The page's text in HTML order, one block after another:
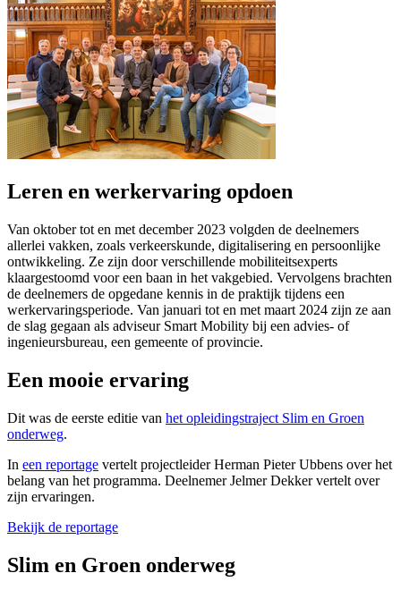
Leren en werkervaring opdoen
Van oktober tot en met december 2023 volgden de deelnemers
allerlei vakken, zoals verkeerskunde, digitalisering en persoonlijke
ontwikkeling. Ze zijn door verschillende mobiliteitsexperts
klaargestoomd voor een baan in het vakgebied. Vervolgens brachten
de deelnemers de opgedane kennis in de praktijk tijdens een
werkervaringsperiode. Van januari tot en met maart 2024 zijn ze aan
de slag gegaan als adviseur Smart Mobility bij een advies- of
ingenieursbureau, een gemeente of provincie.
Een mooie ervaring
Dit was de eerste editie van het opleidingstraject Slim en Groen
onderweg.
In een reportage vertelt projectleider Herman Pieter Ubbens over het
belang van het programma. Deelnemer Jelmer Dekker vertelt over
zijn ervaringen.
Bekijk de reportage
Slim en Groen onderweg